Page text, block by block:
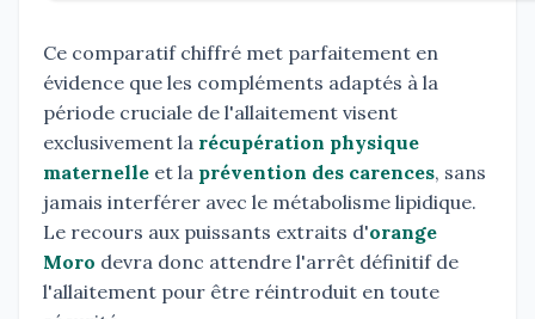
Ce comparatif chiffré met parfaitement en
évidence que les compléments adaptés à la
période cruciale de l'allaitement visent
exclusivement la récupération physique
maternelle et la prévention des carences, sans
jamais interférer avec le métabolisme lipidique.
Le recours aux puissants extraits d'orange
Moro devra donc attendre l'arrêt définitif de
l'allaitement pour être réintroduit en toute